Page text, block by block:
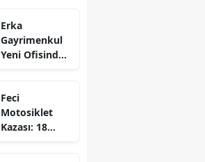
Diyarbakır
Edirne
Erzincan
Erka
Gayrimenkul
Yeni Ofisinde
“Gayrimenkul
Almak İçin
Doğru Zaman”
Feci
Motosiklet
Kazası: 18